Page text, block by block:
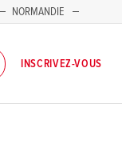
NORMANDIE
INSCRIVEZ-VOUS